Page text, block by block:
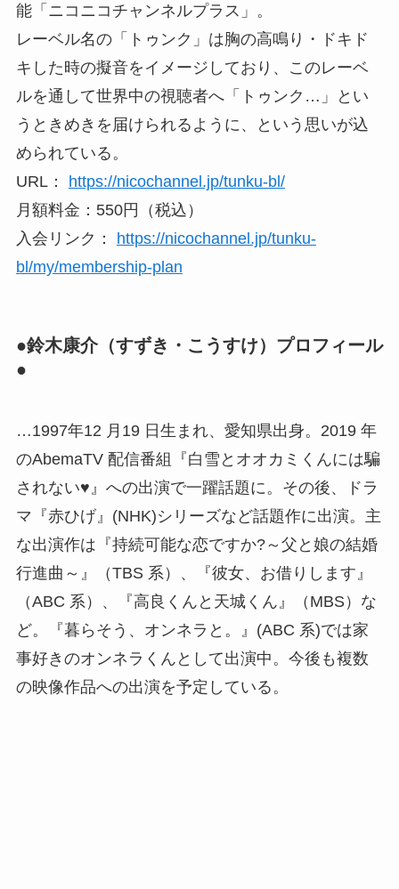
能「ニコニコチャンネルプラス」。
レーベル名の「トゥンク」は胸の高鳴り・ドキド
キした時の擬音をイメージしており、このレーベ
ルを通して世界中の視聴者へ「トゥンク…」とい
うときめきを届けられるように、という思いが込
められている。
URL： https://nicochannel.jp/tunku-bl/
月額料金：550円（税込）
入会リンク： https://nicochannel.jp/tunku-
bl/my/membership-plan
●鈴木康介（すずき・こうすけ）プロフィール
●
…1997年12 月19 日生まれ、愛知県出身。2019 年
のAbemaTV 配信番組『白雪とオオカミくんには騙
されない♥』への出演で一躍話題に。その後、ドラ
マ『赤ひげ』(NHK)シリーズなど話題作に出演。主
な出演作は『持続可能な恋ですか?～父と娘の結婚
行進曲～』（TBS 系）、『彼女、お借りします』
（ABC 系）、『高良くんと天城くん』（MBS）な
ど。『暮らそう、オンネラと。』(ABC 系)では家
事好きのオンネラくんとして出演中。今後も複数
の映像作品への出演を予定している。